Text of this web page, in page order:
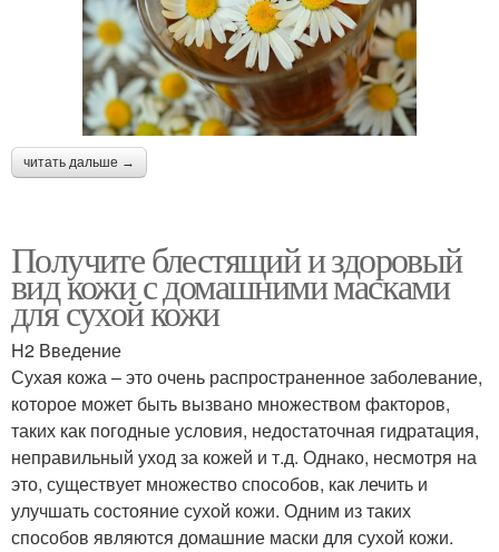
читать дальше →
Получите блестящий и здоровый
вид кожи с домашними масками
для сухой кожи
H2 Введение
Сухая кожа – это очень распространенное заболевание,
которое может быть вызвано множеством факторов,
таких как погодные условия, недостаточная гидратация,
неправильный уход за кожей и т.д. Однако, несмотря на
это, существует множество способов, как лечить и
улучшать состояние сухой кожи. Одним из таких
способов являются домашние маски для сухой кожи.